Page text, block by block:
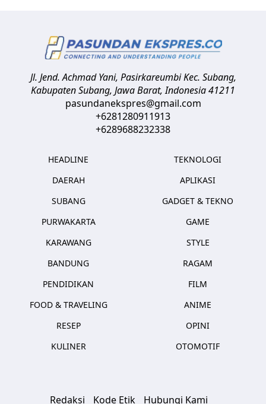
Jl. Jend. Achmad Yani, Pasirkareumbi Kec. Subang,
Kabupaten Subang, Jawa Barat,Indonesia41211
pasundanekspres@gmail.com
+6281280911913
+6289688232338
HEADLINE
DAERAH
SUBANG
PURWAKARTA
KARAWANG
BANDUNG
PENDIDIKAN
FOOD & TRAVELING
RESEP
KULINER
TEKNOLOGI
APLIKASI
GADGET & TEKNO
GAME
STYLE
RAGAM
FILM
ANIME
OPINI
OTOMOTIF
Redaksi Kode Etik Hubungi Kami